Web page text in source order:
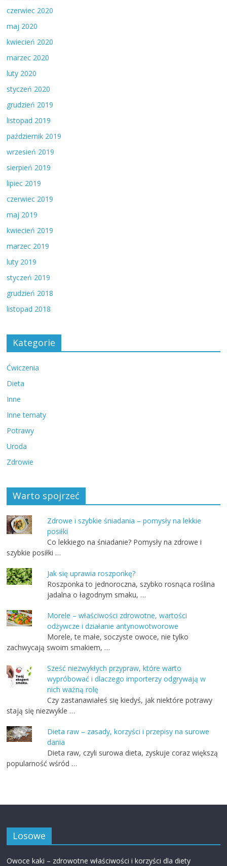
czerwiec 2020
maj 2020
kwiecień 2020
marzec 2020
luty 2020
styczeń 2020
grudzień 2019
listopad 2019
październik 2019
wrzesień 2019
sierpień 2019
lipiec 2019
czerwiec 2019
maj 2019
kwiecień 2019
marzec 2019
luty 2019
styczeń 2019
grudzień 2018
listopad 2018
Kategorie
Ćwiczenia
Dieta
Inne
Inne tematy
Potrawy
Uroda
Zdrowie
Warto spojrzeć
Zdrowe i szybkie śniadania – pomysły na lekkie
posiłki
Co lekkiego na śniadanie? Pomysły na zdrowe i
szybkie posiłki …
Jak się uprawia roszponkę?
Roszponka to jednoroczna, szybko rosnąca roślina
jadalna o łagodnym smaku, …
Morele – właściwości zdrowotne, wartości
odżywcze i działanie antynowotworowe
Morele, te małe, soczyste owoce, nie tylko
zachwycają swoim smakiem, …
Sześć niezwykłych przypraw, które warto
wypróbować i dlaczego importerzy odgrywają w
nich ważną rolę
Czy zastanawiałeś się kiedyś, jak niektóre potrawy
stają się niezwykle …
Dieta raw – zasady, korzyści i przepisy na surowe
dania
Dieta raw, czyli surowa dieta, zyskuje coraz większą
popularność wśród …
Losowe
Owoce kaki – zdrowotne właściwości i korzyści dla diety